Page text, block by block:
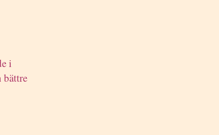
i
bättre